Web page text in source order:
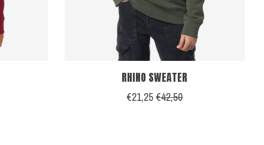
RHINO SWEATER
€21,25€42,50